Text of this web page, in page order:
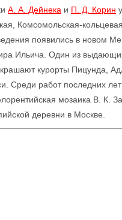
А. А. Дейнека и П. Д. Корин
Комсомольская-
появились в новом
Ильича. Один из
курорты Пицунда,
Среди работ последних
мозаика В. К.
деревни в Москве.